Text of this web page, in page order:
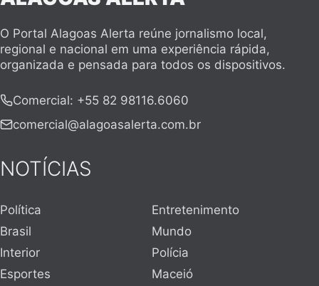
O Portal Alagoas Alerta reúne jornalismo local,
regional e nacional em uma experiência rápida,
organizada e pensada para todos os dispositivos.
Comercial: +55 82 98116.6060
comercial@alagoasalerta.com.br
NOTÍCIAS
Política
Entretenimento
Brasil
Mundo
Interior
Polícia
Esportes
Maceió